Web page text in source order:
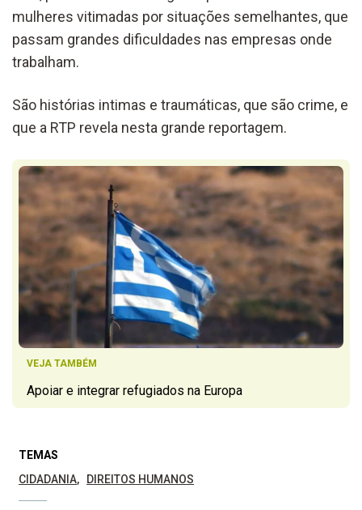
mulheres vitimadas por situações semelhantes, que
passam grandes dificuldades nas empresas onde
trabalham.
São histórias intimas e traumáticas, que são crime, e
que a RTP revela nesta grande reportagem.
VEJA TAMBÉM
Apoiar e integrar refugiados na Europa
TEMAS
CIDADANIA
DIREITOS HUMANOS